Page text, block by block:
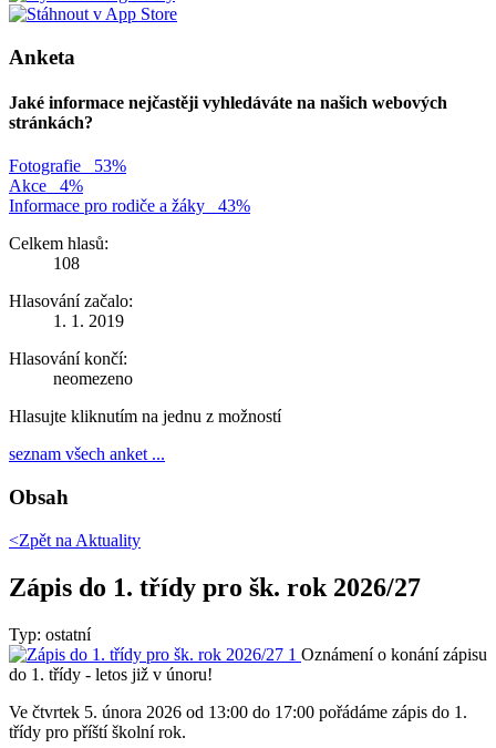
Anketa
Jaké informace nejčastěji vyhledáváte na našich webových
stránkách?
Fotografie
53%
Akce
4%
Informace pro rodiče a žáky
43%
Celkem hlasů:
108
Hlasování začalo:
1. 1. 2019
Hlasování končí:
neomezeno
Hlasujte kliknutím na jednu z možností
seznam všech anket ...
Obsah
<Zpět na Aktuality
Zápis do 1. třídy pro šk. rok 2026/27
Typ: ostatní
Oznámení o konání zápisu
do 1. třídy - letos již v únoru!
Ve čtvrtek 5. února 2026 od 13:00 do 17:00 pořádáme zápis do 1.
třídy pro příští školní rok.